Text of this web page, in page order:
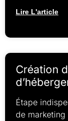
Lire L'article
Création
Étape
de